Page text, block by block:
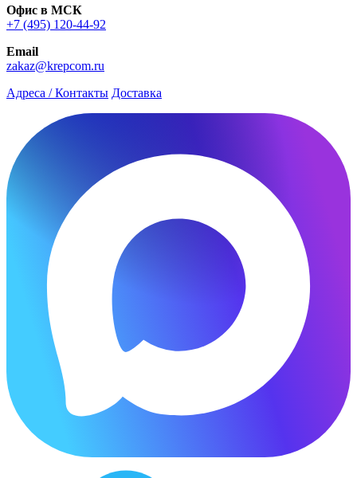
Офис в МСК
+7 (495) 120-44-92
Email
zakaz@krepcom.ru
Адреса / Контакты Доставка